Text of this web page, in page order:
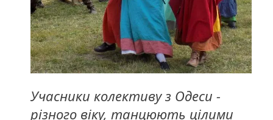
Учасники колективу з Одеси -
різного віку, танцюють цілими